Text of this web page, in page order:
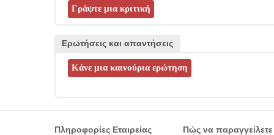
Ερωτήσεις και απαντήσεις
Πληροφορίες Εταιρείας Πώς να παραγγείλετε